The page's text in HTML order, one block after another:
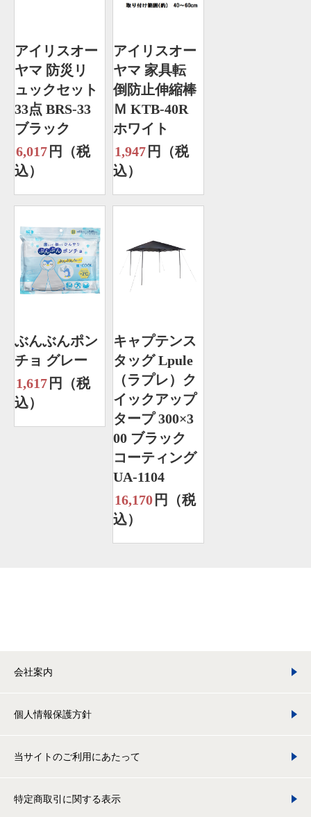
アイリスオー
ヤマ 防災リ
ュックセット
33点 BRS-33
ブラック
6,017 円（税
込）
アイリスオー
ヤマ 家具転
倒防止伸縮棒
Ｍ KTB-40R
ホワイト
1,947 円（税
込）
ぶんぶんポン
チョ グレー
1,617 円（税
込）
キャプテンス
タッグ Lpule
（ラプレ）ク
イックアップ
タープ 300×3
00 ブラック
コーティング
UA-1104
16,170 円（税
込）
会社案内
個人情報保護方針
当サイトのご利用にあたって
特定商取引に関する表示